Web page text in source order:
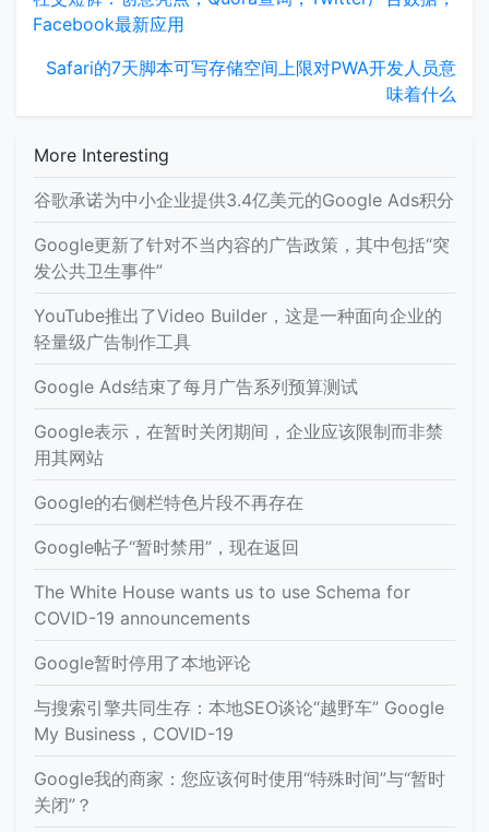
Facebook最新应用
Safari的7天脚本可写存储空间上限对PWA开发人员意
味着什么
More Interesting
谷歌承诺为中小企业提供3.4亿美元的Google Ads积分
Google更新了针对不当内容的广告政策，其中包括“突
发公共卫生事件”
YouTube推出了Video Builder，这是一种面向企业的
轻量级广告制作工具
Google Ads结束了每月广告系列预算测试
Google表示，在暂时关闭期间，企业应该限制而非禁
用其网站
Google的右侧栏特色片段不再存在
Google帖子“暂时禁用”，现在返回
The White House wants us to use Schema for
COVID-19 announcements
Google暂时停用了本地评论
与搜索引擎共同生存：本地SEO谈论“越野车” Google
My Business，COVID-19
Google我的商家：您应该何时使用“特殊时间”与“暂时
关闭”？